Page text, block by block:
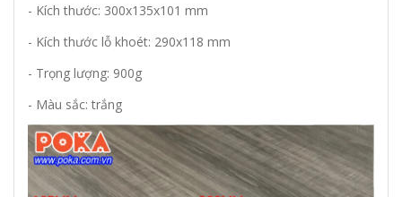
- Kích thước: 300x135x101 mm
- Kích thước lỗ khoét: 290x118 mm
- Trọng lượng: 900g
- Màu sắc: trắng